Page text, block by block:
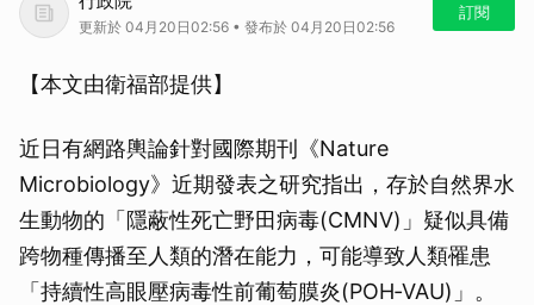
更新於 04月20日02:56 • 發布於 04月20日02:56
訂閱
【本文由衛福部提供】
近日有網路輿論針對國際期刊《Nature
Microbiology》近期發表之研究指出，存於自然界水
生動物的「隱蔽性死亡野田病毒(CMNV)」疑似具備
跨物種傳播至人類的潛在能力，可能導致人類罹患
「持續性高眼壓病毒性前葡萄膜炎(POH‑VAU)」。